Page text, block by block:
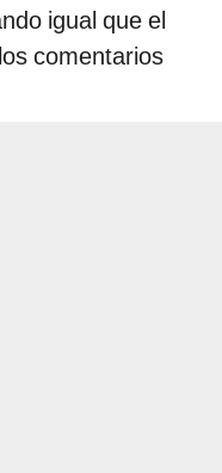
igual que el
comentarios